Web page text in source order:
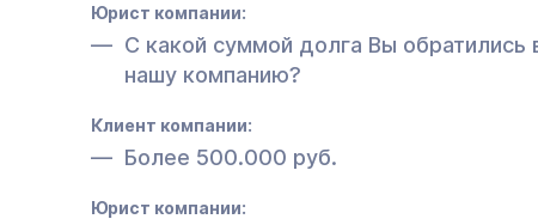
Юрист компании:
С какой суммой долга Вы обратились
нашу компанию?
Клиент компании:
Более 500.000 руб.
Юрист компании: